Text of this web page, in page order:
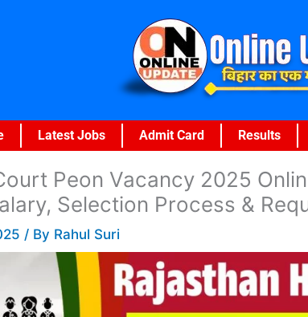
Latest Jobs Admit Card Results
Peon Vacancy 2025
Selection Process &
/ By Rahul Suri